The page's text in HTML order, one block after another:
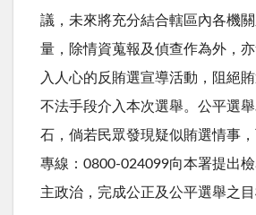
議，未來將充分結合轄區內各機
量，除情資蒐報及偵查作為外，
入人心的反賄選宣導活動，阻絕
不法手段介入本次選舉。公平選
石，倘若民眾發現疑似賄選情事
專線：0800-024099向本署提出
主政治，完成公正及公平選舉之目